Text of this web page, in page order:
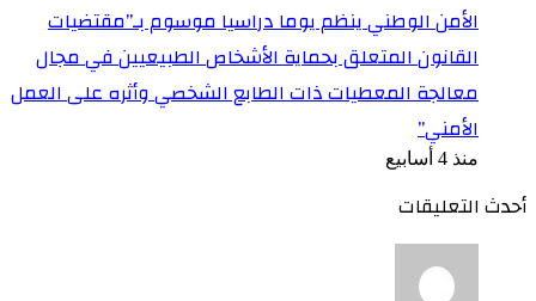
الأمن الوطني ينظم يوما دراسيا موسوم بـ”مقتضيات
القانون المتعلق بحماية الأشخاص الطبيعيين في مجال
معالجة المعطيات ذات الطابع الشخصي وأثره على العمل
الأمني”
منذ 4 أسابيع
أحدث التعليقات